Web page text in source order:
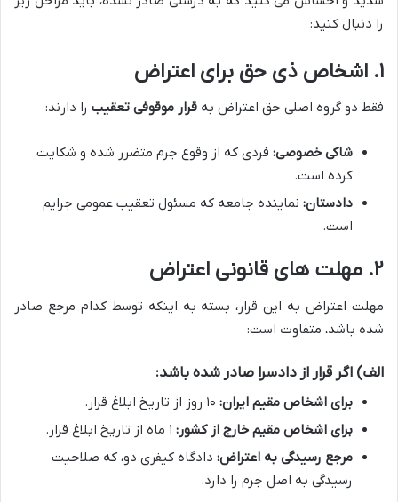
را دنبال کنید:
۱. اشخاص ذی حق برای اعتراض
فقط دو گروه اصلی حق اعتراض به قرار موقوفی تعقیب را دارند:
شاکی خصوصی: فردی که از وقوع جرم متضرر شده و شکایت
کرده است.
دادستان: نماینده جامعه که مسئول تعقیب عمومی جرایم
است.
۲. مهلت های قانونی اعتراض
مهلت اعتراض به این قرار، بسته به اینکه توسط کدام مرجع صادر
شده باشد، متفاوت است:
الف) اگر قرار از دادسرا صادر شده باشد:
برای اشخاص مقیم ایران:
برای اشخاص مقیم خارج از کشور:
مرجع رسیدگی به اعتراض: دادگاه کیفری دو، که صلاحیت
رسیدگی به اصل جرم را دارد.